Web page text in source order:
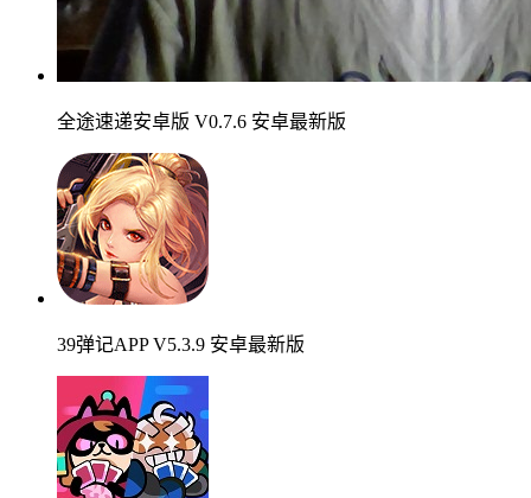
全途速递安卓版 V0.7.6 安卓最新版
39弹记APP V5.3.9 安卓最新版